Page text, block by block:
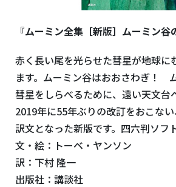
『ムーミン全集［新版］ムーミン谷
赤く長い尾を光らせた彗星が地球に
ます。ムーミン谷はおおさわぎ！
彗星をしらべるために、遠い天文
2019年に55年ぶりの改訂をおこな
訳文となった新版です。四六判ソフ
文・絵：トーベ・ヤンソン
訳：下村 隆一
出版社：講談社